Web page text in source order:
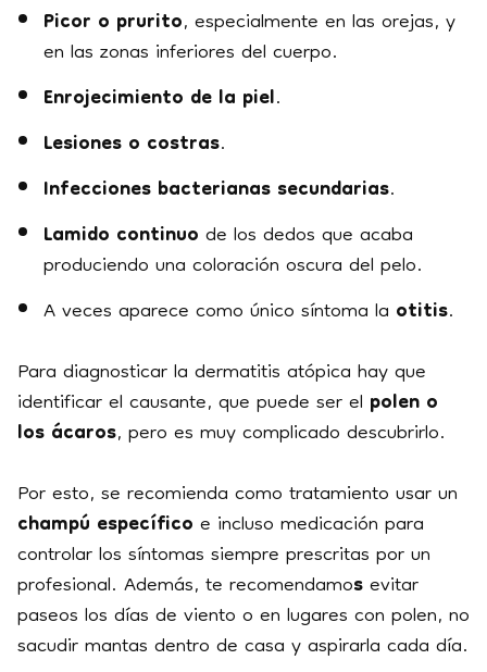
Picor o prurito, especialmente en las orejas, y
en las zonas inferiores del cuerpo.
Enrojecimiento de la piel.
Lesiones o costras.
Infecciones bacterianas secundarias.
Lamido continuode los dedos que acaba
produciendo una coloración oscura del pelo.
A veces aparece como único síntoma laotitis.
Para diagnosticar la dermatitis atópica hay que
identificar el causante, que puede ser elpolen o
los ácaros, pero es muy complicado descubrirlo.
Por esto, se recomienda como tratamiento usar un
champú específicoe incluso medicación para
controlar los síntomas siempre prescritas por un
profesional. Además, te recomendamosevitar
paseos los días de viento o en lugares con polen, no
sacudir mantas dentro de casa y aspirarla cada día.